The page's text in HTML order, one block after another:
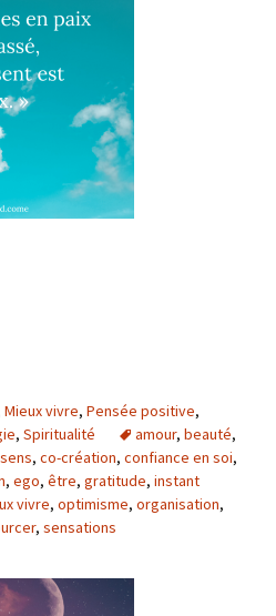
Mieux vivre, Pensée positive,
, Spiritualité amour, beauté,
, co-création, confiance en soi,
, ego, être, gratitude, instant
vivre, optimisme, organisation,
, sensations